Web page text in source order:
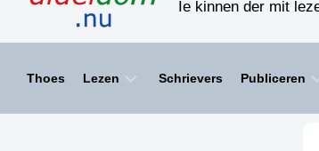
Ie kinnen der mit
Thoes Lezen Schrievers Publiceren